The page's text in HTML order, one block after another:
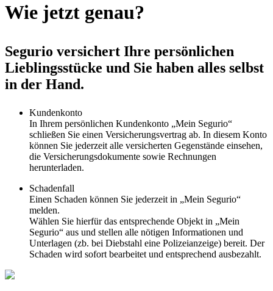
Wie jetzt genau?
Segurio versichert Ihre persönlichen
Lieblingsstücke und Sie haben alles selbst
in der Hand.
Kundenkonto
In Ihrem persönlichen Kundenkonto „Mein Segurio“
schließen Sie einen Versicherungsvertrag ab. In diesem Konto
können Sie jederzeit alle versicherten Gegenstände einsehen,
die Versicherungsdokumente sowie Rechnungen
herunterladen.
Schadenfall
Einen Schaden können Sie jederzeit in „Mein Segurio“
melden.
Wählen Sie hierfür das entsprechende Objekt in „Mein
Segurio“ aus und stellen alle nötigen Informationen und
Unterlagen (zb. bei Diebstahl eine Polizeianzeige) bereit. Der
Schaden wird sofort bearbeitet und entsprechend ausbezahlt.